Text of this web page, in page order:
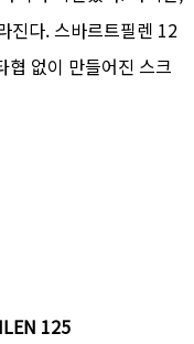
진다. 스바르트필렌 12
협 없이 만들어진 스크
125